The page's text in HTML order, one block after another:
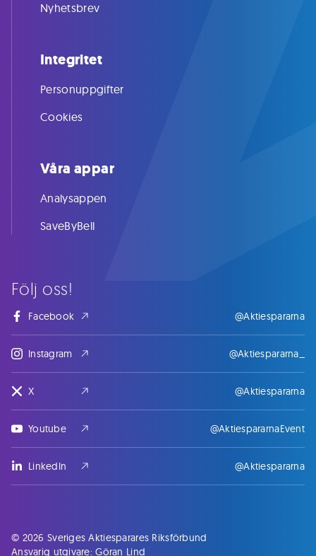
Följ oss!
Facebook @Aktiespararna
Instagram @Aktiespararna_
X @Aktiespararna
Youtube @AktiespararnaEvent
LinkedIn @Aktiespararna
Nyhetsbrev
Integritet
Personuppgifter
Cookies
Våra appar
Analysappen
SaveByBell
© 2026 Sveriges Aktiesparares Riksförbund
Ansvarig utgivare: Göran Lind